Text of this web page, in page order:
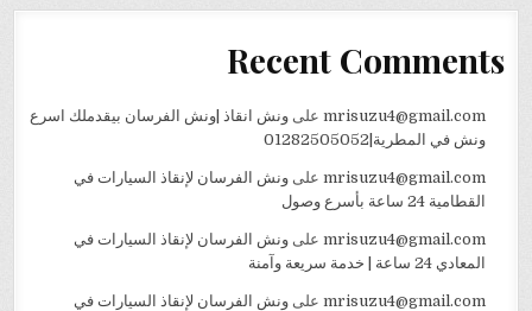
Recent Comments
mrisuzu4@gmail.comعلى ونش انقاذ |ونش الفرسان بيقدملك اسرع
ونش في المطرية|01282505052
mrisuzu4@gmail.comعلى ونش الفرسان لإنقاذ السيارات في
القطامية 24 ساعة بأسرع وصول
mrisuzu4@gmail.comعلى ونش الفرسان لإنقاذ السيارات في
المعادي 24 ساعة | خدمة سريعة وآمنة
mrisuzu4@gmail.comعلى ونش الفرسان لإنقاذ السيارات في